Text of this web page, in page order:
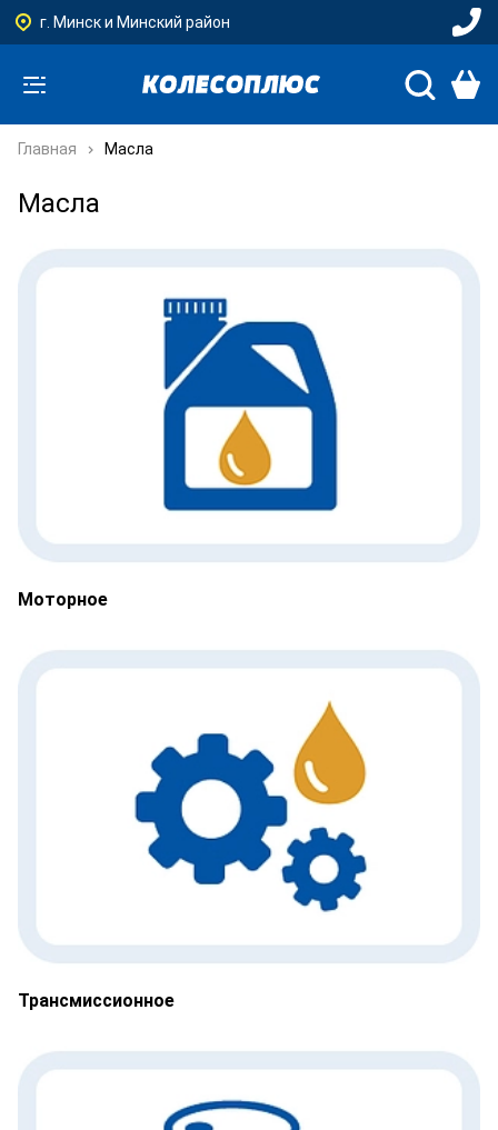
г. Минск и Минский район
Главная Масла
Масла
Моторное
Трансмиссионное